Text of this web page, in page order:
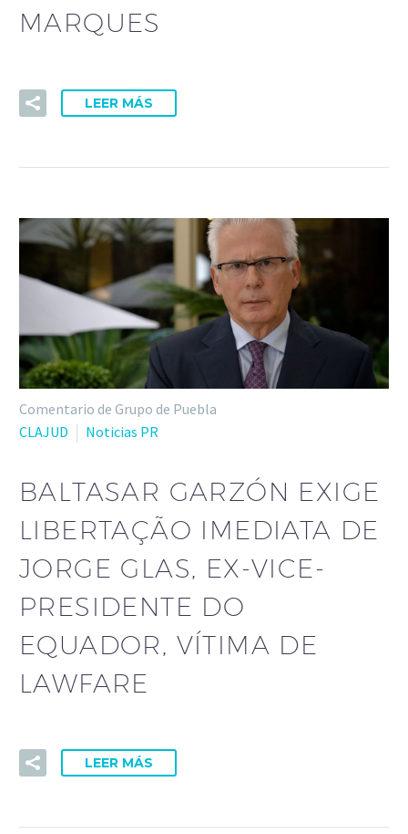
MARQUES
LEER MÁS
Comentario de Grupo de Puebla
CLAJUD
Noticias PR
BALTASAR GARZÓN EXIGE
LIBERTAÇÃO IMEDIATA DE
JORGE GLAS, EX-VICE-
PRESIDENTE DO
EQUADOR, VÍTIMA DE
LAWFARE
LEER MÁS